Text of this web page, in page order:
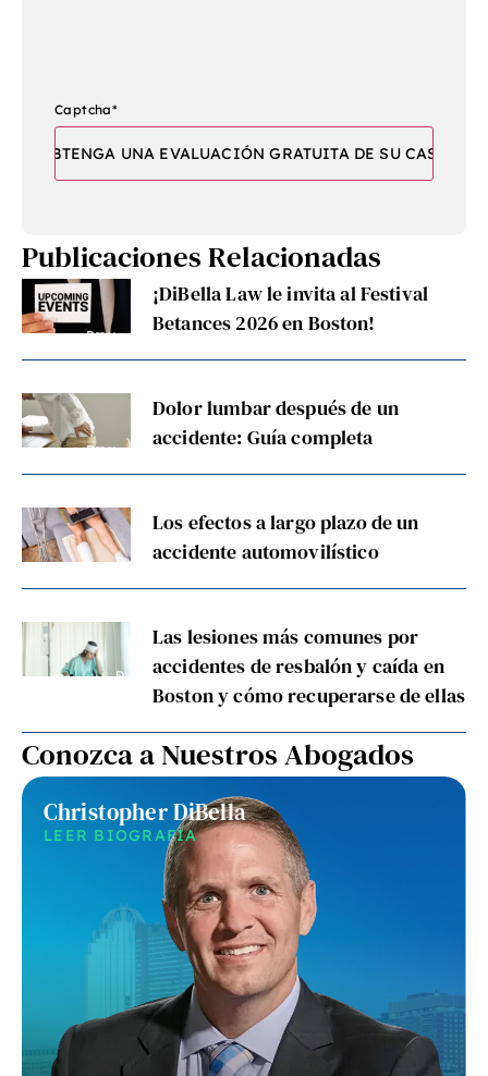
Captcha*
Publicaciones Relacionadas
¡DiBella Law le invita al Festival
Betances 2026 en Boston!
Dolor lumbar después de un
accidente: Guía completa
Los efectos a largo plazo de un
accidente automovilístico
Las lesiones más comunes por
accidentes de resbalón y caída en
Boston y cómo recuperarse de ellas
Conozca a Nuestros Abogados
Christopher DiBella
LEER BIOGRAFÍA